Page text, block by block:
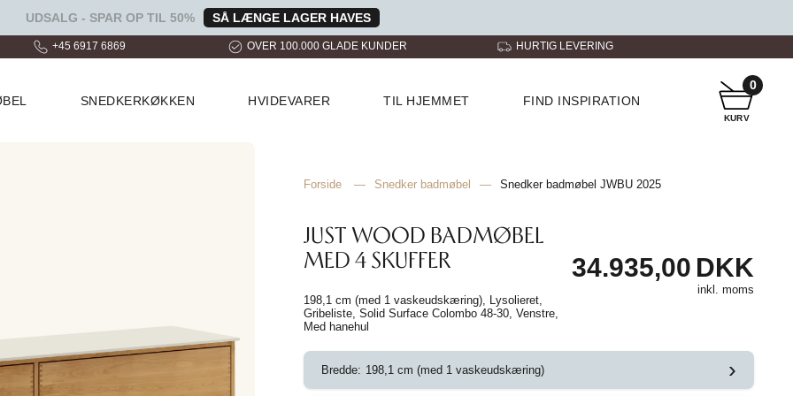
UDSALG - SPAR OP TIL 50% SÅ LÆNGE LAGER HAVES
+45 6917 6869 OVER 100.000 GLADE KUNDER HURTIG LEVERING
SNEDKERKØKKEN HVIDEVARER TIL HJEMMET FIND INSPIRATION
KURV
0
Forside — Snedker badmøbel — Snedker badmøbel JWBU 2025
JUST WOOD BADMØBEL
MED 4 SKUFFER
198,1 cm (med 1 vaskeudskæring), Lysolieret,
Gribeliste, Solid Surface Colombo 48-30, Venstre,
Med hanehul
34.935,00 DKK
inkl. moms
Bredde: 198,1 cm (med 1 vaskeudskæring) ›